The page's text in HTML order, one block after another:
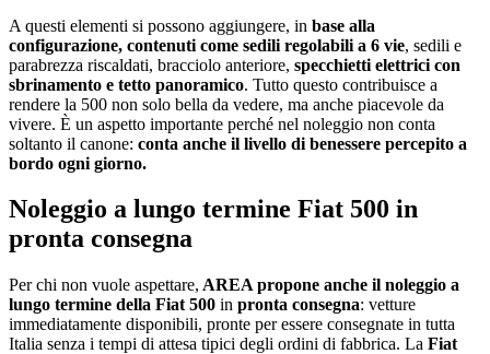
A questi elementi si possono aggiungere, in base alla
configurazione, contenuti come sedili regolabili a 6 vie, sedili e
parabrezza riscaldati, bracciolo anteriore, specchietti elettrici con
sbrinamento e tetto panoramico. Tutto questo contribuisce a
rendere la 500 non solo bella da vedere, ma anche piacevole da
vivere. È un aspetto importante perché nel noleggio non conta
soltanto il canone: conta anche il livello di benessere percepito a
bordo ogni giorno.
Noleggio a lungo termine Fiat 500 in
pronta consegna
Per chi non vuole aspettare, AREA propone anche il noleggio a
lungo termine della Fiat 500 in pronta consegna: vetture
immediatamente disponibili, pronte per essere consegnate in tutta
Italia senza i tempi di attesa tipici degli ordini di fabbrica. La Fiat